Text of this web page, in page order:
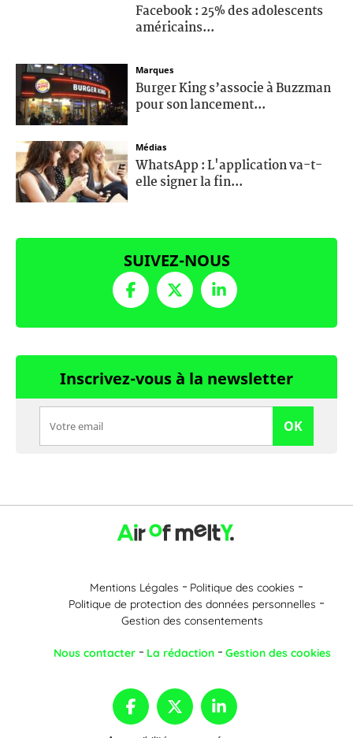
Facebook : 25% des adolescents
américains...
Marques
Burger King s’associe à Buzzman
pour son lancement...
Médias
WhatsApp : L'application va-t-
elle signer la fin...
SUIVEZ-NOUS
Inscrivez-vous à la newsletter
OK
Mentions Légales
Politique des cookies
Politique de protection des données personnelles
Gestion des consentements
Nous contacter La rédaction Gestion des cookies